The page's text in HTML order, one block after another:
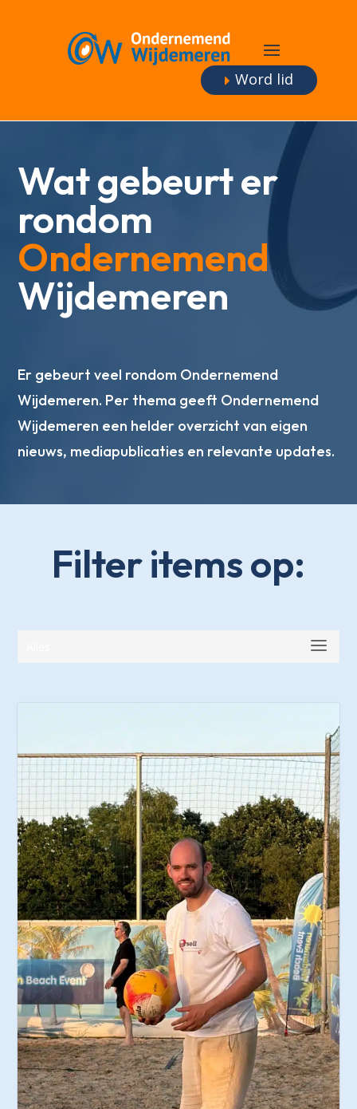
Word lid
Wat gebeurt er
rondom
Ondernemend
Wijdemeren
Er gebeurt veel rondom Ondernemend
Wijdemeren. Per thema geeft Ondernemend
Wijdemeren een helder overzicht van eigen
nieuws, mediapublicaties en relevante updates.
Filter items op: